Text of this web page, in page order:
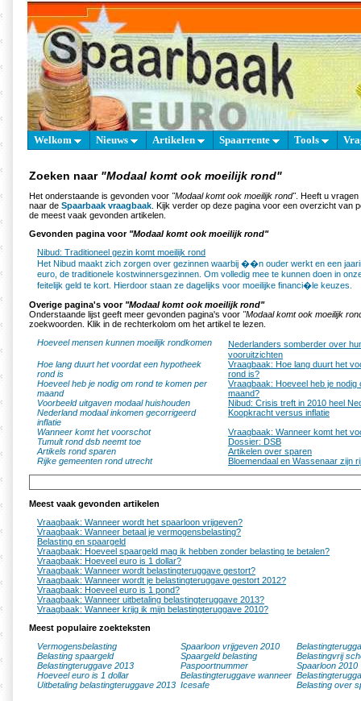
Welkom Nieuws Artikelen Spaarrente Tools
Zoeken naar "Modaal komt ook moeilijk rond"
Het onderstaande is gevonden voor "Modaal komt ook moeilijk rond". Heeft u
naar de Spaarbaak vraagbaak . Kijk verder op deze pagina voor een overzicht van
de meest vaak gevonden artikelen.
Gevonden pagina voor "Modaal komt ook moeilijk rond"
Nibud: Traditioneel gezin komt moeilijk rond
Het Nibud maakt zich zorgen over gezinnen waarbij ��n ouder werkt en een
euro, de traditionele kostwinnersgezinnen. Om volledig mee te kunnen doen in
feitelijk geld te kort. Hierdoor staan ze dagelijks voor moeilijke financi�le keuzes.
Overige pagina's voor "Modaal komt ook moeilijk rond"
Onderstaande lijst geeft meer gevonden pagina's voor "Modaal komt ook moeilijk
zoekwoorden. Klik in de rechterkolom om het artikel te lezen.
Hoeveel mensen kunnen moeilijk rondkomen
Nederlanders somberder over
vooruitzichten
Hoe lang duurt het voordat een hypotheek
rond is
Vraagbaak: Hoe lang duurt het
rond is?
Hoeveel heb je nodig om rond te komen per
maand
Vraagbaak: Hoeveel heb je nodig
maand?
Voorbeeld uitgaven modaal huishouden
Nibud: Crisis treft in 2010 heel
Nederland modaal inkomen gecorrigeerd
inflatie
Koopkracht versus inflatie
Wanneer komt het voorschot
Vraagbaak: Wanneer komt het
Tumult rond dsb neemt toe
Dossier: DSB
Artikels rond sparen
Artikelen over sparen
Rijke gemeenten rond utrecht
Bloemendaal en Wassenaar zijn
Meest vaak gevonden artikelen
Vraagbaak: Wanneer wordt het spaarloon vrijgeven?
Vraagbaak: Wanneer betaal je vermogensbelasting?
Belasting en spaargeld
Vraagbaak: Hoeveel spaargeld mag ik hebben zonder belasting te betalen?
Vraagbaak: Hoeveel euro is 1 dollar?
Vraagbaak: Wanneer wordt belastingteruggave gestort?
Vraagbaak: Wanneer wordt je belastingteruggave gestort 2012?
Vraagbaak: Hoeveel euro is 1 pond?
Vraagbaak: Wanneer uitbetaling belastingteruggave 2013?
Vraagbaak: Wanneer krijg ik mijn belastingteruggave 2010?
Meest populaire zoekteksten
Vermogensbelasting
Spaarloon vrijgeven 2010
Belasting spaargeld
Spaargeld belasting
Belastingvrij
Belastingteruggave 2013
Paspoortnummer
Spaarloon 2010
Hoeveel euro is 1 dollar
Belastingteruggave wanneer
Uitbetaling belastingteruggave 2013 Icesafe Belasting over